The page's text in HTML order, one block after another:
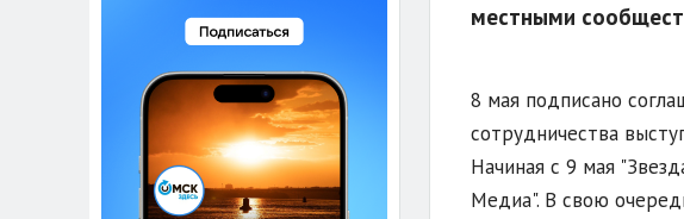
местными
8 мая подписано
сотрудничества
Начиная с 9 мая
Медиа". В свою